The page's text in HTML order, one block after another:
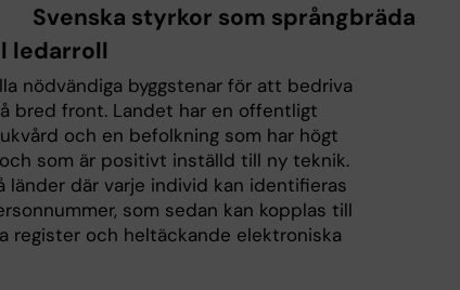
Svenska styrkor som språngbräda
ledarroll
nödvändiga byggstenar för att bedriva
bred front. Landet har en offentligt
och en befolkning som har högt
som är positivt inställd till ny teknik.
länder där varje individ kan identifieras
som sedan kan kopplas till
register och heltäckande elektroniska